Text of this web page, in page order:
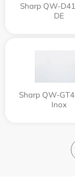
Sharp QW-
DE
Sharp QW-
Inox